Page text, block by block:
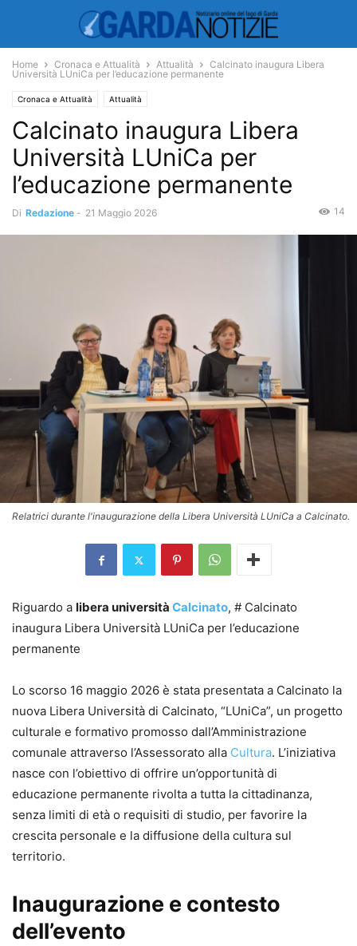
Home Cronaca e Attualità Attualità
Calcinato inaugura Libera
Università LUniCa per l’educazione permanente
Cronaca e Attualità Attualità
Calcinato inaugura Libera
Università LUniCa per
l’educazione permanente
Di Redazione - 21 Maggio 2026 14
Relatrici durante l'inaugurazione della Libera Università LUniCa a Calcinato.
Riguardo a libera università Calcinato, # Calcinato
inaugura Libera Università LUniCa per l’educazione
permanente
Lo scorso 16 maggio 2026 è stata presentata a Calcinato la
nuova Libera Università di Calcinato, “LUniCa”, un progetto
culturale e formativo promosso dall’Amministrazione
comunale attraverso l’Assessorato alla Cultura. L’iniziativa
nasce con l’obiettivo di offrire un’opportunità di
educazione permanente rivolta a tutta la cittadinanza,
senza limiti di età o requisiti di studio, per favorire la
crescita personale e la diffusione della cultura sul
territorio.
Inaugurazione e contesto
dell’evento